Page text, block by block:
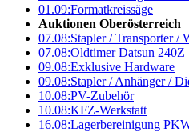
01.09:Formatkreissäge
Auktionen Oberösterreich
07.08:Stapler / Transporter /
07.08:Oldtimer Datsun 240Z
09.08:Exklusive Hardware
09.08:Stapler / Anhänger /
10.08:PV-Zubehör
10.08:KFZ-Werkstatt
16.08:Lagerbereinigung